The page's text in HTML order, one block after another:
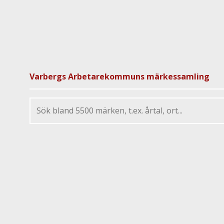
Varbergs Arbetarekommuns märkessamling